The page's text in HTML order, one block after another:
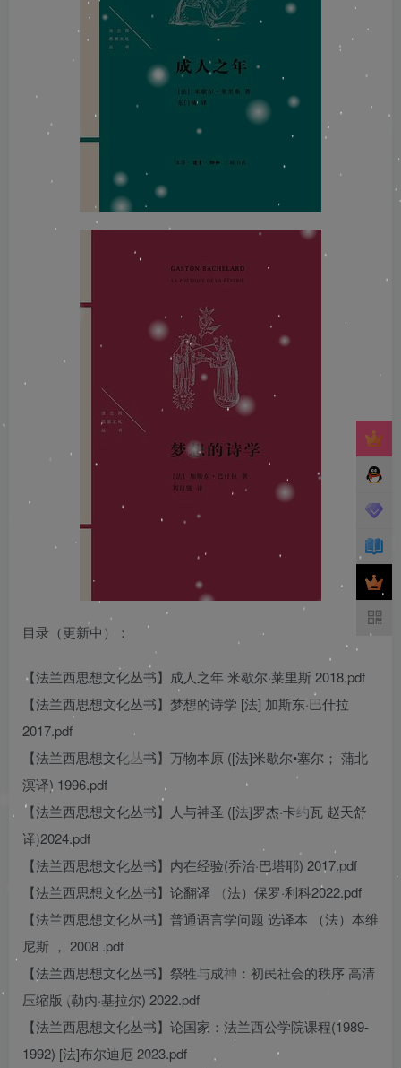
目录（更新中）：
【法兰西思想文化丛书】成人之年 米歇尔·莱里斯 2018.pdf
【法兰西思想文化丛书】梦想的诗学 [法] 加斯东·巴什拉
2017.pdf
【法兰西思想文化丛书】万物本原 ([法]米歇尔•塞尔； 蒲北
溟译) 1996.pdf
【法兰西思想文化丛书】人与神圣 ([法]罗杰·卡约瓦 赵天舒
译)2024.pdf
【法兰西思想文化丛书】内在经验(乔治·巴塔耶) 2017.pdf
【法兰西思想文化丛书】论翻译 （法）保罗·利科2022.pdf
【法兰西思想文化丛书】普通语言学问题 选译本 （法）本维
尼斯 ， 2008 .pdf
【法兰西思想文化丛书】祭牲与成神：初民社会的秩序 高清
压缩版 (勒内·基拉尔) 2022.pdf
【法兰西思想文化丛书】论国家：法兰西公学院课程(1989-
1992) [法]布尔迪厄 2023.pdf